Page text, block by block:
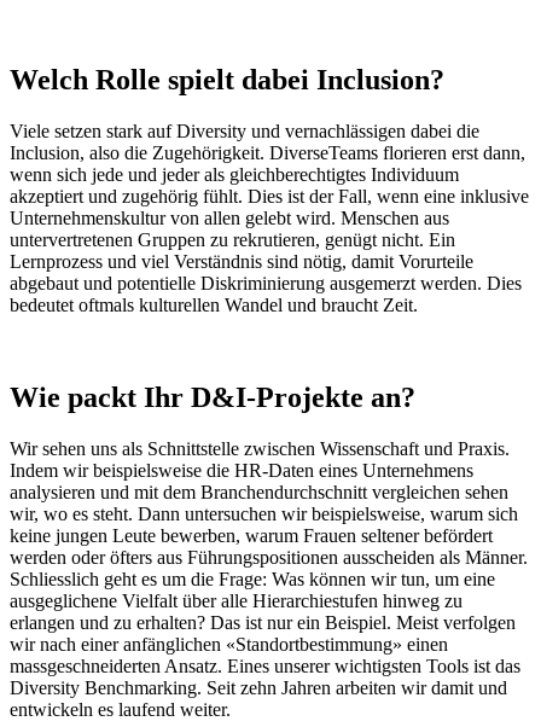
Welch Rolle spielt dabei Inclusion?
Viele setzen stark auf Diversity und vernachlässigen dabei die
Inclusion, also die Zugehörigkeit. DiverseTeams florieren erst dann,
wenn sich jede und jeder als gleichberechtigtes Individuum
akzeptiert und zugehörig fühlt. Dies ist der Fall, wenn eine inklusive
Unternehmenskultur von allen gelebt wird. Menschen aus
untervertretenen Gruppen zu rekrutieren, genügt nicht. Ein
Lernprozess und viel Verständnis sind nötig, damit Vorurteile
abgebaut und potentielle Diskriminierung ausgemerzt werden. Dies
bedeutet oftmals kulturellen Wandel und braucht Zeit.
Wie packt Ihr D&I-Projekte an?
Wir sehen uns als Schnittstelle zwischen Wissenschaft und Praxis.
Indem wir beispielsweise die HR-Daten eines Unternehmens
analysieren und mit dem Branchendurchschnitt vergleichen sehen
wir, wo es steht. Dann untersuchen wir beispielsweise, warum sich
keine jungen Leute bewerben, warum Frauen seltener befördert
werden oder öfters aus Führungspositionen ausscheiden als Männer.
Schliesslich geht es um die Frage: Was können wir tun, um eine
ausgeglichene Vielfalt über alle Hierarchiestufen hinweg zu
erlangen und zu erhalten? Das ist nur ein Beispiel. Meist verfolgen
wir nach einer anfänglichen «Standortbestimmung» einen
massgeschneiderten Ansatz. Eines unserer wichtigsten Tools ist das
Diversity Benchmarking. Seit zehn Jahren arbeiten wir damit und
entwickeln es laufend weiter.